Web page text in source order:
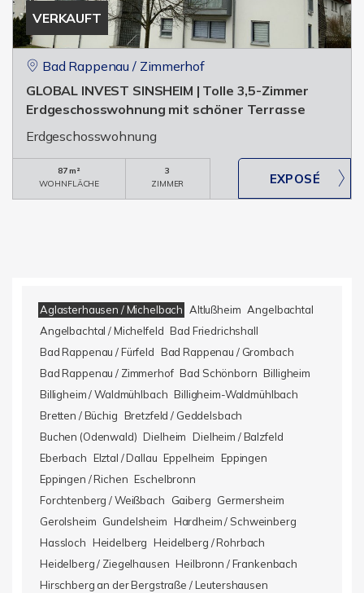
VERKAUFT
Bad Rappenau / Zimmerhof
GLOBAL INVEST SINSHEIM | Tolle 3,5-Zimmer
Erdgeschosswohnung mit schöner Terrasse
Erdgeschosswohnung
87 m²
WOHNFLÄCHE
3
ZIMMER
Aglasterhausen / Michelbach Altlußheim Angelbachtal
Angelbachtal / Michelfeld Bad Friedrichshall
Bad Rappenau / Fürfeld Bad Rappenau / Grombach
Bad Rappenau / Zimmerhof Bad Schönborn Billigheim
Billigheim / Waldmühlbach Billigheim-Waldmühlbach
Bretten / Büchig Bretzfeld / Geddelsbach
Buchen (Odenwald) Dielheim Dielheim / Balzfeld
Eberbach Elztal / Dallau Eppelheim Eppingen
Eppingen / Richen Eschelbronn
Forchtenberg / Weißbach
Gaiberg Germersheim
Gerolsheim Gundelsheim Hardheim / Schweinberg
Hassloch Heidelberg Heidelberg / Rohrbach
Heidelberg / Ziegelhausen Heilbronn / Frankenbach
Hirschberg an der Bergstraße / Leutershausen